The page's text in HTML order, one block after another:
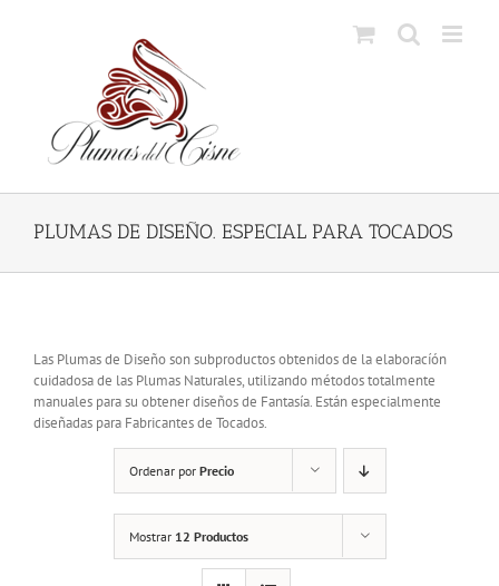
PLUMAS DE DISEÑO. ESPECIAL PARA TOCADOS
Las Plumas de Diseño son subproductos obtenidos de la elaboracíón
cuidadosa de las Plumas Naturales, utilizando métodos totalmente
manuales para su obtener diseños de Fantasía. Están especialmente
diseñadas para Fabricantes de Tocados.
Ordenar por Precio
Mostrar 12 Productos